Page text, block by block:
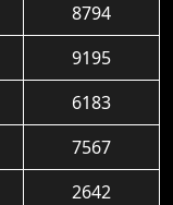
8794
9195
6183
7567
2642